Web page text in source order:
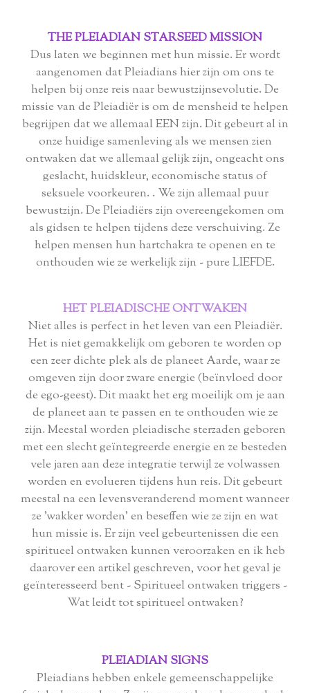
THE PLEIADIAN STARSEED MISSION
Dus laten we beginnen met hun missie. Er wordt
aangenomen dat Pleiadians hier zijn om ons te
helpen bij onze reis naar bewustzijnsevolutie. De
missie van de Pleiadiër is om de mensheid te helpen
begrijpen dat we allemaal EEN zijn. Dit gebeurt al in
onze huidige samenleving als we mensen zien
ontwaken dat we allemaal gelijk zijn, ongeacht ons
geslacht, huidskleur, economische status of
seksuele voorkeuren. . We zijn allemaal puur
bewustzijn. De Pleiadiërs zijn overeengekomen om
als gidsen te helpen tijdens deze verschuiving. Ze
helpen mensen hun hartchakra te openen en te
onthouden wie ze werkelijk zijn - pure LIEFDE.
HET PLEIADISCHE ONTWAKEN
Niet alles is perfect in het leven van een Pleiadiër.
Het is niet gemakkelijk om geboren te worden op
een zeer dichte plek als de planeet Aarde, waar ze
omgeven zijn door zware energie (beïnvloed door
de ego-geest). Dit maakt het erg moeilijk om je aan
de planeet aan te passen en te onthouden wie ze
zijn. Meestal worden pleiadische sterzaden geboren
met een slecht geïntegreerde energie en ze besteden
vele jaren aan deze integratie terwijl ze volwassen
worden en evolueren tijdens hun reis. Dit gebeurt
meestal na een levensveranderend moment wanneer
ze 'wakker worden' en beseffen wie ze zijn en wat
hun missie is. Er zijn veel gebeurtenissen die een
spiritueel ontwaken kunnen veroorzaken en ik heb
daarover een artikel geschreven, voor het geval je
geïnteresseerd bent - Spiritueel ontwaken triggers -
Wat leidt tot spiritueel ontwaken?
PLEIADIAN SIGNS
Pleiadians hebben enkele gemeenschappelijke